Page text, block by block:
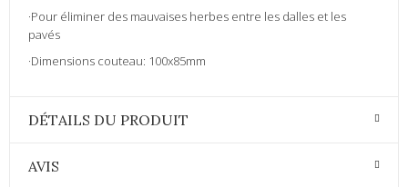
·Pour éliminer des mauvaises herbes entre les dalles et les
pavés
·Dimensions couteau: 100x85mm
DÉTAILS DU PRODUIT
AVIS